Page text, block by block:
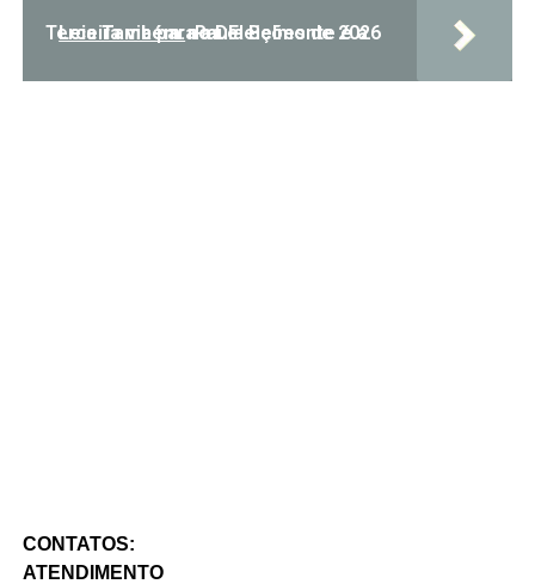
Leia Também:Paula Belmonte é a Terceira via para as eleições de 2026 no DF
CONTATOS:
ATENDIMENTO